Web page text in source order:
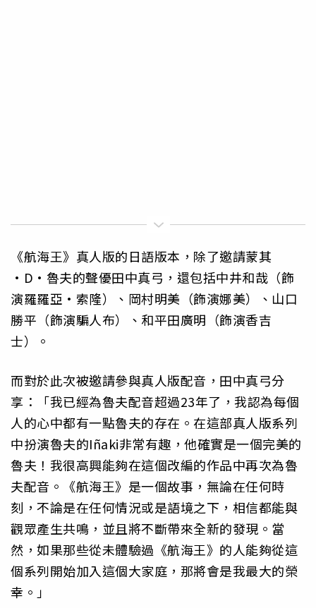
《航海王》真人版的日語版本，除了邀請蒙其
·D·魯夫的聲優田中真弓，還包括中井和哉（飾
演羅羅亞·索隆）、岡村明美（飾演娜美）、山口
勝平（飾演騙人布）、和平田廣明（飾演香吉
士）。
而對於此次被邀請參與真人版配音，田中真弓分
享：「我已經為魯夫配音超過23年了，我認為每個
人的心中都有一點魯夫的存在。在這部真人版系列
中扮演魯夫的Iñaki非常有趣，他確實是一個完美的
魯夫！我很高興能夠在這個改編的作品中再次為魯
夫配音。《航海王》是一個故事，無論在任何時
刻，不論是在任何情況或是語境之下，相信都能與
觀眾產生共鳴，並且將不斷帶來全新的發現。當
然，如果那些從未體驗過《航海王》的人能夠從這
個系列開始加入這個大家庭，那將會是我最大的榮
幸。」